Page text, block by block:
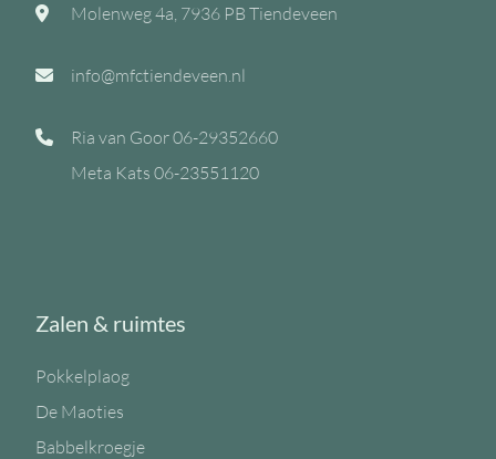
Molenweg 4a, 7936 PB Tiendeveen
info@mfctiendeveen.nl
Ria van Goor06-29352660
Meta Kats 06-23551120
Zalen & ruimtes
Pokkelplaog
De Maoties
Babbelkroegje